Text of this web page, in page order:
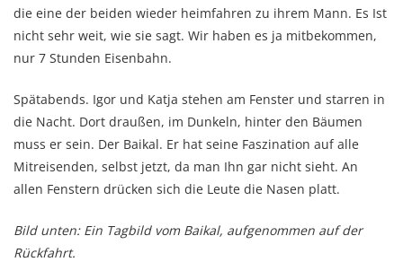
die eine der beiden wieder heimfahren zu ihrem Mann. Es Ist
nicht sehr weit, wie sie sagt. Wir haben es ja mitbekommen,
nur 7 Stunden Eisenbahn.
Spätabends. Igor und Katja stehen am Fenster und starren in
die Nacht. Dort draußen, im Dunkeln, hinter den Bäumen
muss er sein. Der Baikal. Er hat seine Faszination auf alle
Mitreisenden, selbst jetzt, da man Ihn gar nicht sieht. An
allen Fenstern drücken sich die Leute die Nasen platt.
Bild unten: Ein Tagbild vom Baikal, aufgenommen auf der
Rückfahrt.